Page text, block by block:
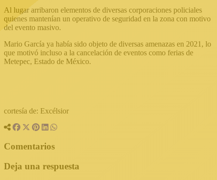
Al lugar arribaron elementos de diversas corporaciones policiales
quienes mantenían un operativo de seguridad en la zona con motivo
del evento masivo.
Mario García ya había sido objeto de diversas amenazas en 2021, lo
que motivó incluso a la cancelación de eventos como ferias de
Metepec, Estado de México.
cortesía de: Excélsior
Comentarios
Deja una respuesta